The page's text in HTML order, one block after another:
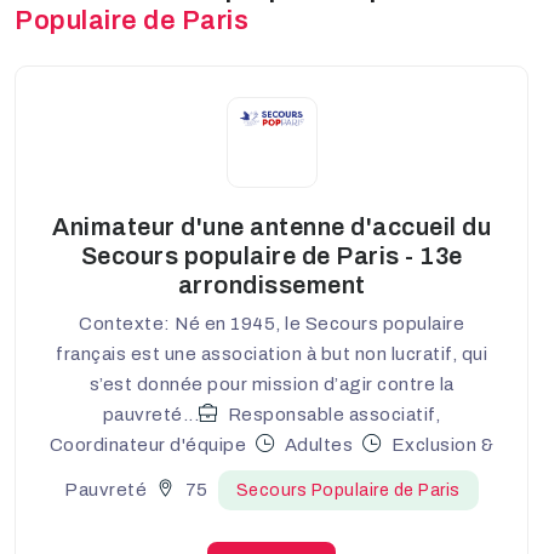
Populaire de Paris
Animateur d'une antenne d'accueil du
Secours populaire de Paris - 13e
arrondissement
Contexte: Né en 1945, le Secours populaire
français est une association à but non lucratif, qui
s’est donnée pour mission d’agir contre la
pauvreté...
Responsable associatif,
Coordinateur d'équipe
Adultes Exclusion &
Pauvreté 75 Secours Populaire de Paris